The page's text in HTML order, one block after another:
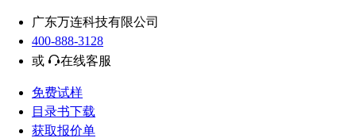
广东万连科技有限公司
400-888-3128
或
在线客服
免费试样
目录书下载
获取报价单